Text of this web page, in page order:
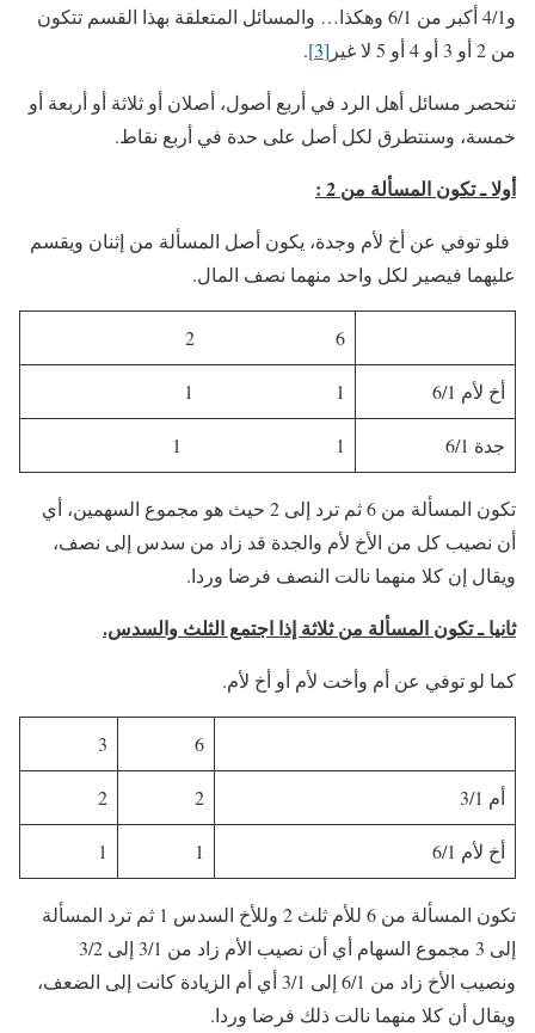
و4/1 أكبر من 6/1 وهكذا… والمسائل المتعلقة بهذا القسم تتكون
من 2 أو 3 أو 4 أو 5 لا غير
[3]
.
تنحصر مسائل أهل الرد في أربع أصول، أصلان أو ثلاثة أو أربعة أو
خمسة، وسنتطرق لكل أصل على حدة في أربع نقاط.
أولا ـ تكون المسألة من 2 :
فلو توفي عن أخ لأم وجدة، يكون أصل المسألة من إثنان ويقسم
عليهما فيصير لكل واحد منهما نصف المال.
6 2
أخ لأم 6/1 1 1
جدة 6/1 1 1
تكون المسألة من 6 ثم ترد إلى 2 حيث هو مجموع السهمين، أي
أن نصيب كل من الأخ لأم والجدة قد زاد من سدس إلى نصف،
ويقال إن كلا منهما نالت النصف فرضا وردا.
ثانيا ـ تكون المسألة من ثلاثة إذا اجتمع الثلث والسدس.
كما لو توفي عن أم وأخت لأم أو أخ لأم.
6
3
أم 3/1 2
2
أخ لأم 6/1 1
1
تكون المسألة من 6 للأم ثلث 2 وللأخ السدس 1 ثم ترد المسألة
إلى 3 مجموع السهام أي أن نصيب الأم زاد من 3/1 إلى 3/2
ونصيب الأخ زاد من 6/1 إلى 3/1 أي أم الزيادة كانت إلى الضعف،
ويقال أن كلا منهما نالت ذلك فرضا وردا.